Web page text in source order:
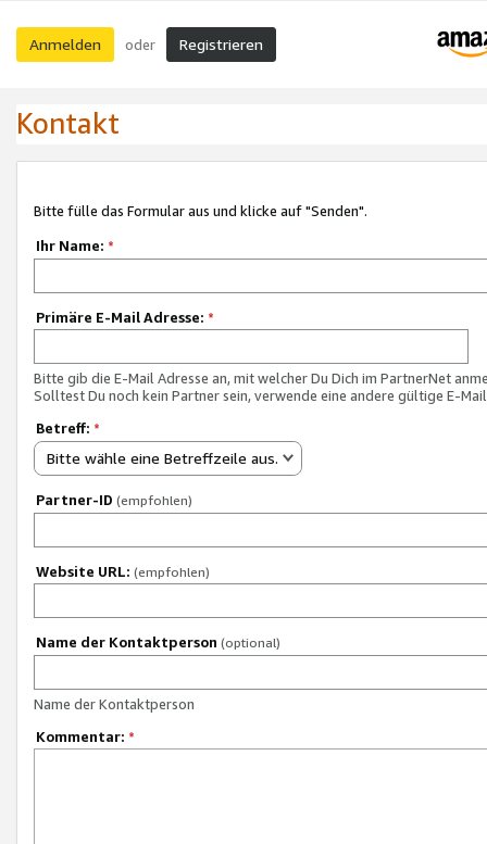
Anmelden oder Registrieren
Kontakt
Bitte fülle das Formular aus und klicke auf "Senden".
Ihr Name: *
Primäre E-Mail Adresse: *
Bitte gib die E-Mail Adresse an, mit welcher Du Dich im PartnerNet
Solltest Du noch kein Partner sein, verwende eine andere gültige E-
Betreff: *
Bitte wähle eine Betreffzeile aus.
Partner-ID (empfohlen)
Website URL: (empfohlen)
Name der Kontaktperson (optional)
Name der Kontaktperson
Kommentar: *